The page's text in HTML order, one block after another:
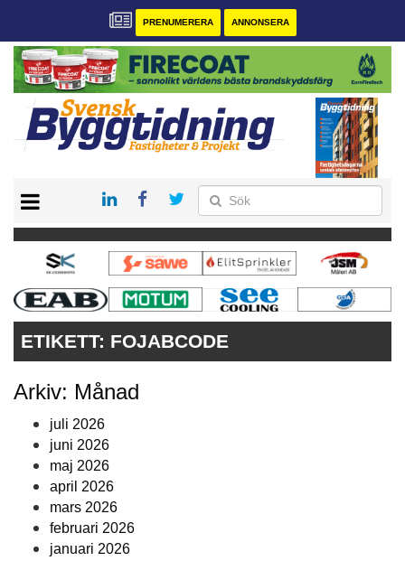
PRENUMERERA ANNONSERA
PRENUMERERA
VÅRA ANDRA MAGASIN
ANNONSERA
KONTAKT
ETIKETT: FOJABCODE
Arkiv: Månad
juli 2026
juni 2026
maj 2026
april 2026
mars 2026
februari 2026
januari 2026